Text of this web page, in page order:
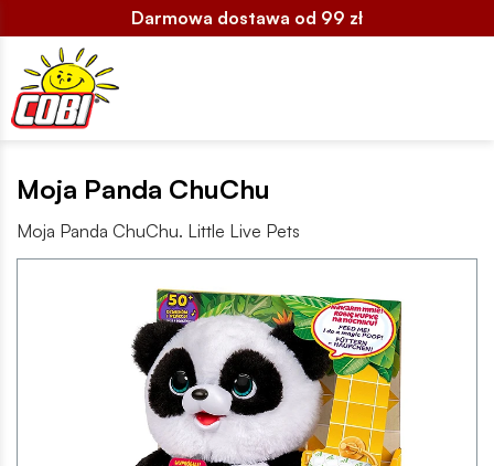
Darmowa dostawa od 99 zł
Moja Panda ChuChu
Moja Panda ChuChu. Little Live Pets